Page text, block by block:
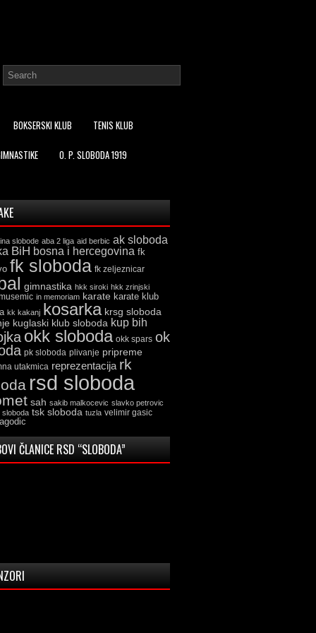
BOKSERSKI KLUB TENIS KLUB
O. P. SLOBODA 1919
slobode aba 2 liga aid berbic ak sloboda
BiH bosna i hercegovina fk
fk sloboda fk zeljeznicar
gimnastika hkk siroki hkk zrinjski
in memoriam karate karate klub
kk kakanj kosarka krsg sloboda
kuglaski klub sloboda kup bih
okk sloboda okk spars ok
pk sloboda plivanje pripreme
utakmica reprezentacija rk
rsd sloboda
sah sakib malkocevic slavko petrovic
sloboda tsk sloboda tuzla velimir gasic
ČLANICE RSD “SLOBODA”